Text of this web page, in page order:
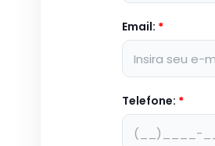
Email: *
Telefone: *